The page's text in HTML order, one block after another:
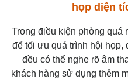
họp diện
Trong điều kiện phòng quá
để tối ưu quá trình hội họp,
đều có thể nghe rõ âm
khách hàng sử dụng thêm